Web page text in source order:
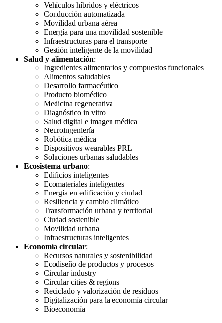
Vehículos híbridos y eléctricos
Conducción automatizada
Movilidad urbana aérea
Energía para una movilidad sostenible
Infraestructuras para el transporte
Gestión inteligente de la movilidad
Salud y alimentación:
Ingredientes alimentarios y compuestos funcionales
Alimentos saludables
Desarrollo farmacéutico
Producto biomédico
Medicina regenerativa
Diagnóstico in vitro
Salud digital e imagen médica
Neuroingeniería
Robótica médica
Dispositivos wearables PRL
Soluciones urbanas saludables
Ecosistema urbano:
Edificios inteligentes
Ecomateriales inteligentes
Energía en edificación y ciudad
Resiliencia y cambio climático
Transformación urbana y territorial
Ciudad sostenible
Movilidad urbana
Infraestructuras inteligentes
Economía circular:
Recursos naturales y sostenibilidad
Ecodiseño de productos y procesos
Circular industry
Circular cities & regions
Reciclado y valorización de residuos
Digitalización para la economía circular
Bioeconomía